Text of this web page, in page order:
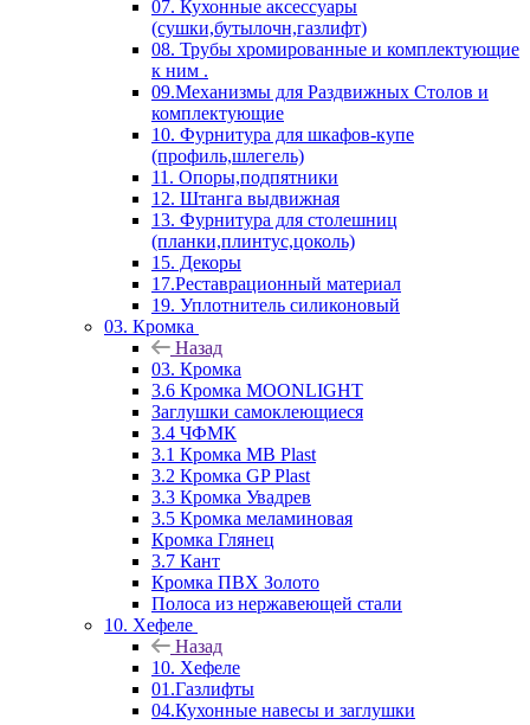
07. Кухонные аксессуары
(сушки,бутылочн,газлифт)
08. Трубы хромированные и комплектующие
к ним .
09.Механизмы для Раздвижных Столов и
комплектующие
10. Фурнитура для шкафов-купе
(профиль,шлегель)
11. Опоры,подпятники
12. Штанга выдвижная
13. Фурнитура для столешниц
(планки,плинтус,цоколь)
15. Декоры
17.Реставрационный материал
19. Уплотнитель силиконовый
03. Кромка
Назад
03. Кромка
3.6 Кромка MOONLIGHT
Заглушки самоклеющиеся
3.4 ЧФМК
3.1 Кромка MB Plast
3.2 Кромка GP Plast
3.3 Кромка Увадрев
3.5 Кромка меламиновая
Кромка Глянец
3.7 Кант
Кромка ПВХ Золото
Полоса из нержавеющей стали
10. Хефеле
Назад
10. Хефеле
01.Газлифты
04.Кухонные навесы и заглушки